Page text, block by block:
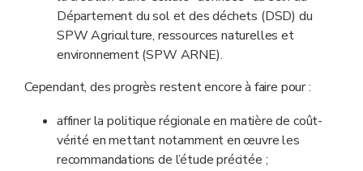
Département du sol et des déchets (DSD) du
SPW Agriculture, ressources naturelles et
environnement (SPW ARNE).
Cependant, des progrès restent encore à faire pour :
affiner la politique régionale en matière de coût-
vérité en mettant notamment en œuvre les
recommandations de l’étude précitée ;